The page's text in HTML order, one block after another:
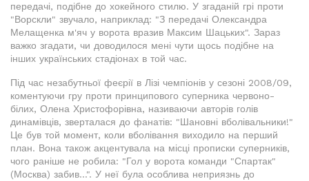
передачі, подібне до хокейного стилю. У згаданій грі проти
"Ворскли" звучало, наприклад: "З передачі Олександра
Мелащенка м'яч у ворота вразив Максим Шацьких". Зараз
важко згадати, чи доводилося мені чути щось подібне на
інших українських стадіонах в той час.
Під час незабутньої феєрії в Лізі чемпіонів у сезоні 2008/09,
коментуючи гру проти принципового суперника червоно-
білих, Олена Христофорівна, називаючи авторів голів
динамівців, зверталася до фанатів: "Шановні вболівальники!"
Це був той момент, коли вболівання виходило на перший
план. Вона також акцентувала на місці прописки суперників,
чого раніше не робила: "Гол у ворота команди "Спартак"
(Москва) забив...". У неї була особлива неприязнь до